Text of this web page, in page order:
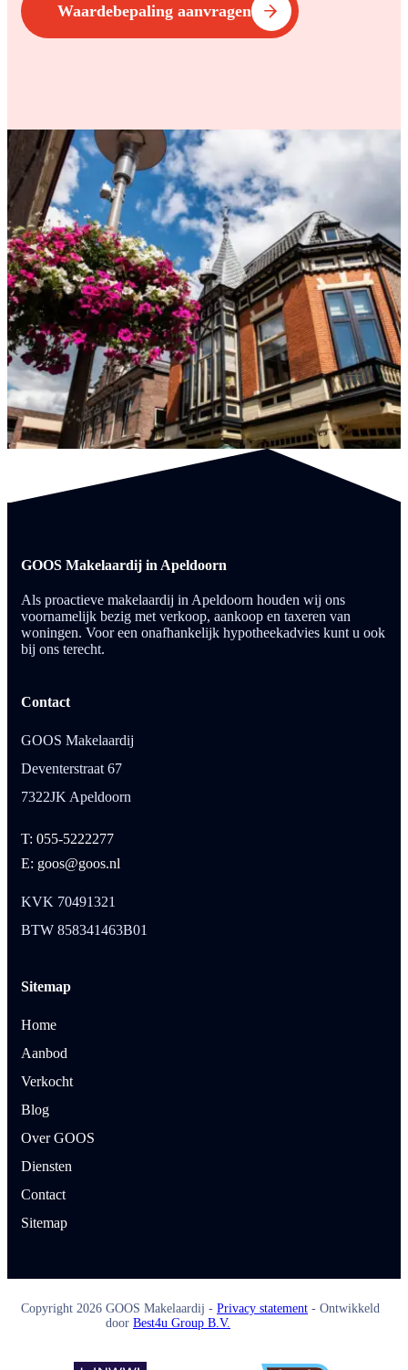
Waardebepaling aanvragen
GOOS Makelaardij in Apeldoorn
Als proactieve makelaardij in Apeldoorn houden wij ons
voornamelijk bezig met verkoop, aankoop en taxeren van
woningen. Voor een onafhankelijk hypotheekadvies kunt u ook
bij ons terecht.
Contact
GOOS Makelaardij
Deventerstraat 67
7322JK Apeldoorn
T: 055-5222277
E: goos@goos.nl
KVK 70491321
BTW 858341463B01
Sitemap
Home
Aanbod
Verkocht
Blog
Over GOOS
Diensten
Contact
Sitemap
Copyright 2026 GOOS Makelaardij - Privacy statement - Ontwikkeld
door Best4u Group B.V.